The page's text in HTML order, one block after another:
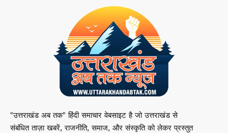
"उत्तराखंड अब तक" हिंदी समाचार वेबसाइट है जो उत्तराखंड से
संबंधित ताज़ा खबरें, राजनीति, समाज, और संस्कृति को लेकर प्रस्तुत